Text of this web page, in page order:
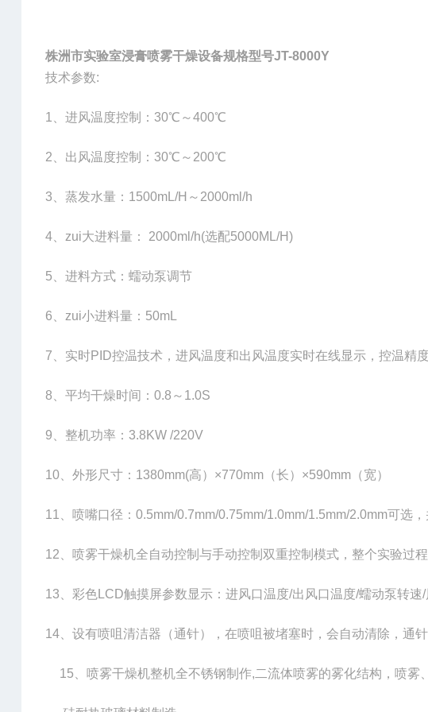
株洲市实验室浸膏喷雾干燥设备规格型号JT-8000Y
技术参数:
1 、进风温度控制：30℃～400℃
2 、出风温度控制：30℃～200℃
3 、蒸发水量：1500mL/H～2000ml/h
4 、zui大进料量： 2000ml/h(选配5000ML/H)
5 、进料方式：蠕动泵调节
6 、zui小进料量：50mL
7 、实时PID控温技术，进风温度和出风温度实时在线显示，控温精
8 、平均干燥时间：0.8～1.0S
9 、整机功率：3.8KW /220V
10 、外形尺寸：1380mm(高）×770mm（长）×590mm（宽）
11 、喷嘴口径：0.5mm/0.7mm/0.75mm/1.0mm/1.5mm/2.0mm可选
12 、喷雾干燥机全自动控制与手动控制双重控制模式，整个实验过
13 、彩色LCD触摸屏参数显示：进风口温度/出风口温度/蠕动泵转速
14 、设有喷咀清洁器（通针），在喷咀被堵塞时，会自动清除，通
15 、喷雾干燥机整机全不锈钢制作,二流体喷雾的雾化结构，喷